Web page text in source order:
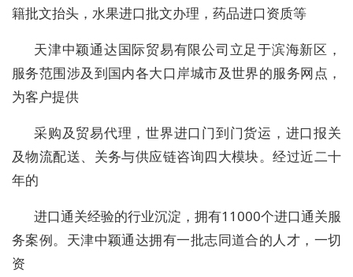
籍批文抬头，水果进口批文办理，药品进口资质等
天津中颖通达国际贸易有限公司立足于滨海新区，
服务范围涉及到国内各大口岸城市及世界的服务网点，
为客户提供
采购及贸易代理，世界进口门到门货运，进口报关
及物流配送、关务与供应链咨询四大模块。经过近二十
年的
进口通关经验的行业沉淀，拥有11000个进口通关服
务案例。天津中颖通达拥有一批志同道合的人才，一切
资